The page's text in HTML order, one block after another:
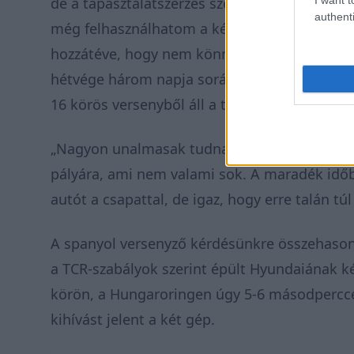
még felhasználhatom a későbbiekben” –
hozzátéve, hogy nem könnyű egyidejűleg az
hétvége három napja során csak egy 45
16 körös versenyből áll a teljes programja.
„Nagyon unalmasak tudnak lenni ezek a
pályára, ami nem valami sok. A maradék
autót a csapattal, de igaz, hogy erre talán
A spanyol versenyző kérdésünkre
a TCR-szabályok szerint épült Hyundaiának
körön, a Hungaroringen úgy 5-6
kihívást jelent a két gép.